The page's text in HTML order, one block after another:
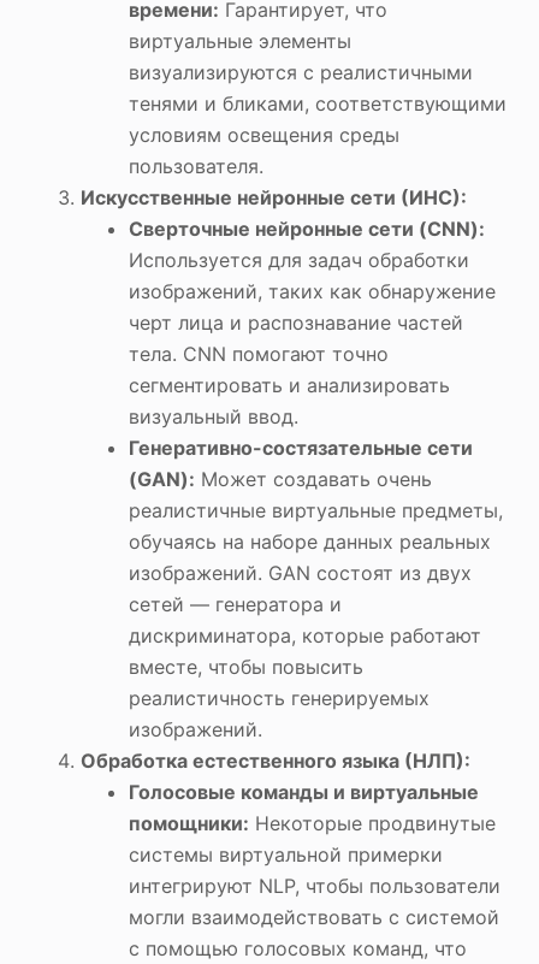
времени: Гарантирует, что
виртуальные элементы
визуализируются с реалистичными
тенями и бликами, соответствующими
условиям освещения среды
пользователя.
Искусственные нейронные сети (ИНС):
Сверточные нейронные сети (CNN):
Используется для задач обработки
изображений, таких как обнаружение
черт лица и распознавание частей
тела. CNN помогают точно
сегментировать и анализировать
визуальный ввод.
Генеративно-состязательные сети
(GAN): Может создавать очень
реалистичные виртуальные предметы,
обучаясь на наборе данных реальных
изображений. GAN состоят из двух
сетей — генератора и
дискриминатора, которые работают
вместе, чтобы повысить
реалистичность генерируемых
изображений.
Обработка естественного языка (НЛП):
Голосовые команды и виртуальные
помощники: Некоторые продвинутые
системы виртуальной примерки
интегрируют NLP, чтобы пользователи
могли взаимодействовать с системой
с помощью голосовых команд, что